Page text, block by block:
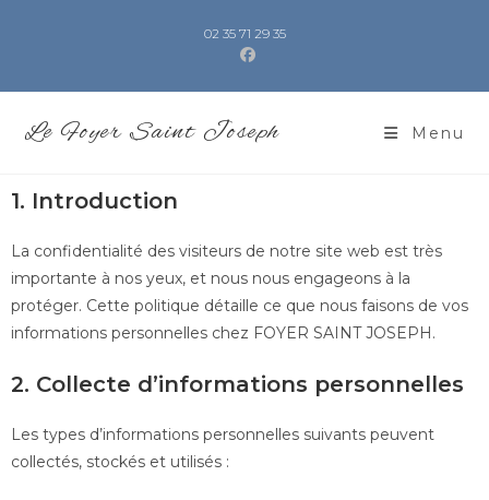
02 35 71 29 35
Le Foyer Saint Joseph Menu
1. Introduction
La confidentialité des visiteurs de notre site web est très
importante à nos yeux, et nous nous engageons à la
protéger. Cette politique détaille ce que nous faisons de vos
informations personnelles chez FOYER SAINT JOSEPH.
2. Collecte d’informations personnelles
Les types d’informations personnelles suivants peuvent
collectés, stockés et utilisés :